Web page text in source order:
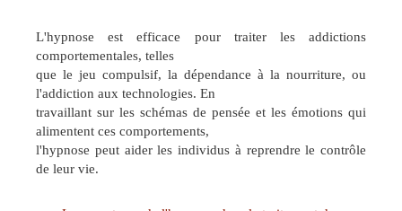
L'hypnose est efficace pour traiter les addictions
comportementales, telles
que le jeu compulsif, la dépendance à la nourriture, ou
l'addiction aux technologies. En
travaillant sur les schémas de pensée et les émotions qui
alimentent ces comportements,
l'hypnose peut aider les individus à reprendre le contrôle
de leur vie.